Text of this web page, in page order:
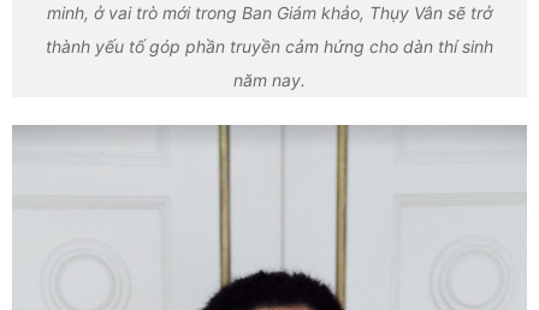
minh, ở vai trò mới trong Ban Giám khảo, Thụy Vân sẽ trở
thành yếu tố góp phần truyền cảm hứng cho dàn thí sinh
năm nay.